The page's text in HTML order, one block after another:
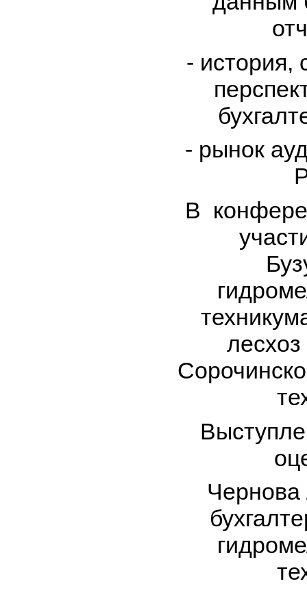
- история,
- рынок
В
Чернова